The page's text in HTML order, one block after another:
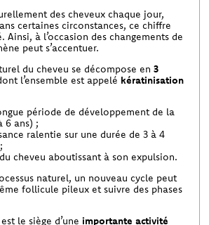
des cheveux chaque jour,
certaines circonstances, ce chiffre
Ainsi, à l’occasion des changements de
peut s’accentuer.
du cheveu se décompose en 3
l’ensemble est appelé kératinisation
période de développement de la
6 ans) ;
ralentie sur une durée de 3 à 4
cheveu aboutissant à son expulsion.
naturel, un nouveau cycle peut
follicule pileux et suivre des phases
le siège d’une importante activité